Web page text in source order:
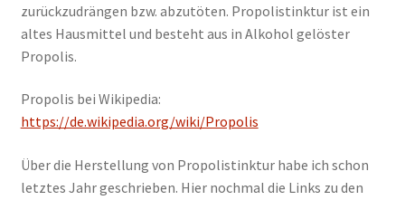
zurückzudrängen bzw. abzutöten. Propolistinktur ist ein
altes Hausmittel und besteht aus in Alkohol gelöster
Propolis.
Propolis bei Wikipedia:
https://de.wikipedia.org/wiki/Propolis
Über die Herstellung von Propolistinktur habe ich schon
letztes Jahr geschrieben. Hier nochmal die Links zu den